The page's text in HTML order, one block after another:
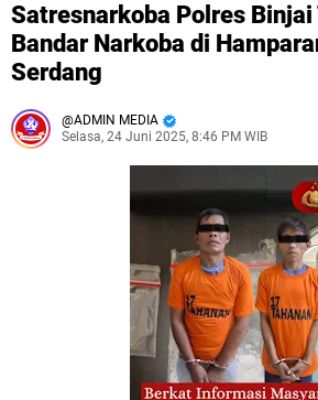
Satresnarkoba Polres Binjai
Bandar Narkoba di
Serdang
ADMIN MEDIA
Selasa, 24 Juni 2025, 8:46 PM WIB